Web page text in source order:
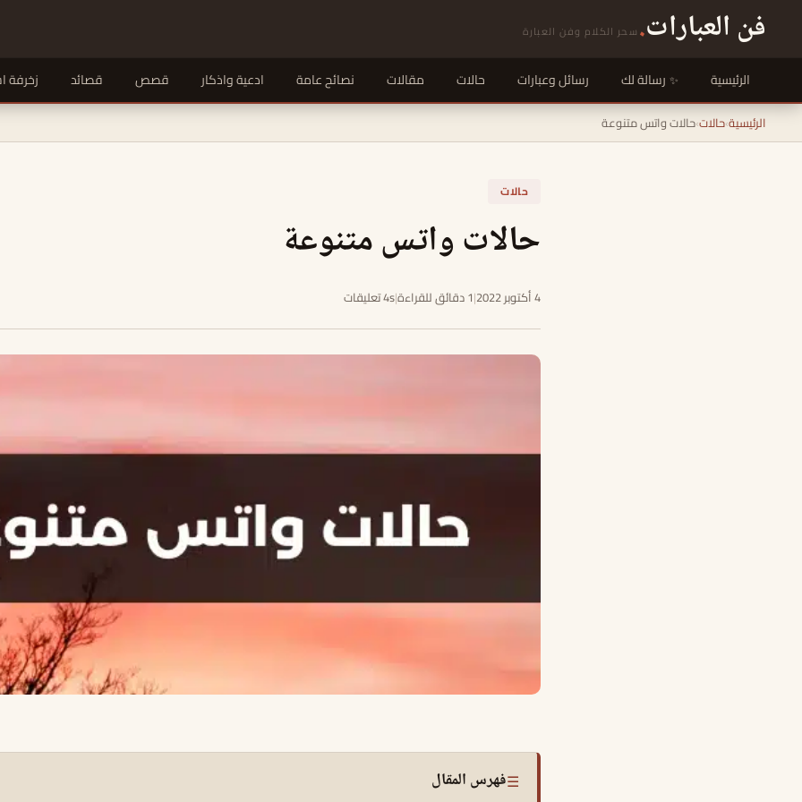
فن العبارات. سحر الكلام وفن العبارة
الرئيسية رسالة لك رسائل وعبارات حالات مقالات نصائح عامة ادعية واذكار قصص قصائد زخرفة
الرئيسية›حالات›حالات واتس متنوعة
حالات
حالات واتس متنوعة
4 أكتوبر 2022 |1 دقائق للقراءة |4s تعليقات
☰فهرس المقال